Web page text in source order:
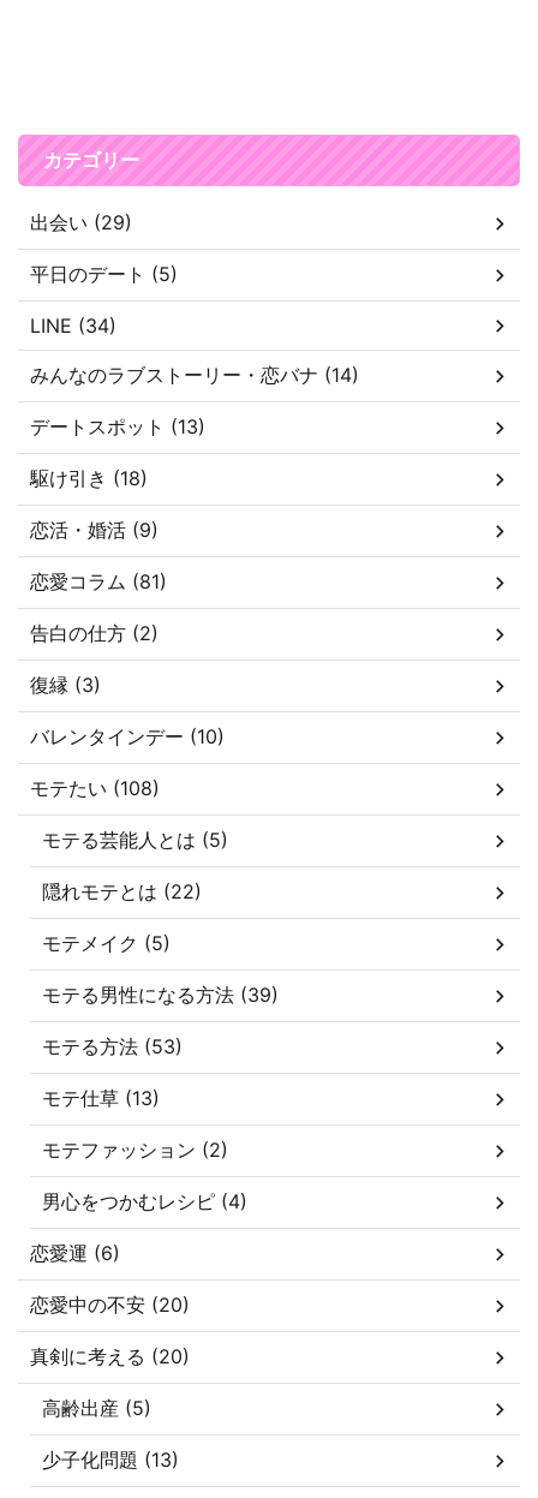
カテゴリー
出会い (29)
平日のデート (5)
LINE (34)
みんなのラブストーリー・恋バナ (14)
デートスポット (13)
駆け引き (18)
恋活・婚活 (9)
恋愛コラム (81)
告白の仕方 (2)
復縁 (3)
バレンタインデー (10)
モテたい (108)
モテる芸能人とは (5)
隠れモテとは (22)
モテメイク (5)
モテる男性になる方法 (39)
モテる方法 (53)
モテ仕草 (13)
モテファッション (2)
男心をつかむレシピ (4)
恋愛運 (6)
恋愛中の不安 (20)
真剣に考える (20)
高齢出産 (5)
少子化問題 (13)